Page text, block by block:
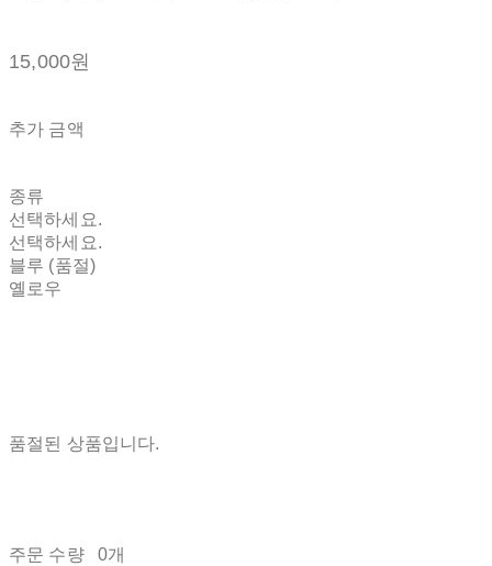
15,000원
추가 금액
종류
선택하세요.
선택하세요.
블루 (품절)
옐로우
품절된 상품입니다.
주문 수량
0개